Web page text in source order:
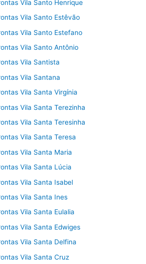
Vila Santo Henrique
Vila Santo Estêvão
Vila Santo Estefano
Vila Santo Antônio
Vila Santista
Vila Santana
Vila Santa Virgínia
Vila Santa Terezinha
Vila Santa Teresinha
Vila Santa Teresa
Vila Santa Maria
Vila Santa Lúcia
Vila Santa Isabel
Vila Santa Ines
Vila Santa Eulalia
Vila Santa Edwiges
Vila Santa Delfina
Vila Santa Cruz